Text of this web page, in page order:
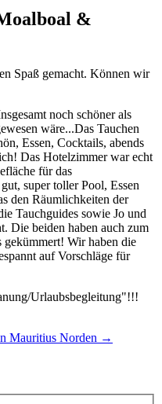
&
Spaß gemacht. Können wir
noch schöner als
wäre...Das Tauchen
Essen, Cocktails, abends
Das Hotelzimmer war echt
für das
super toller Pool, Essen
den Räumlichkeiten der
Tauchguides sowie Jo und
Die beiden haben auch zum
Wir haben die
auf Vorschläge für
Urlaubsbegleitung"!!!
Mauritius Norden →